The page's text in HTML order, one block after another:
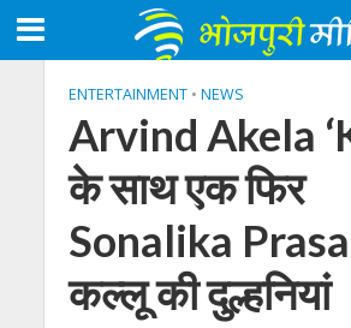
ENTERTAINMENT • NEWS
Arvind Akela
के साथ एक फिर
Sonalika
कल्लू की दुल्हनियां